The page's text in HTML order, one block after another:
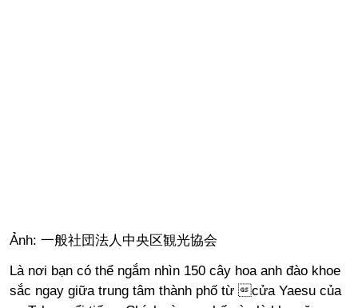
Ảnh: 一般社団法人中央区観光協会
Là nơi bạn có thể ngắm nhìn 150 cây hoa anh đào khoe
sắc ngay giữa trung tâm thành phố từ cửa Yaesu của